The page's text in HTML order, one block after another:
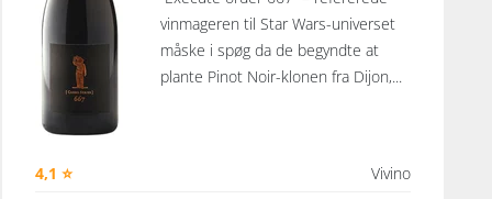
vinmageren til Star Wars-universet
måske i spøg da de begyndte at
plante Pinot Noir-klonen fra Dijon,...
4,1 ⭐ Vivino